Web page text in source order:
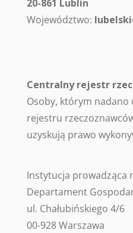
20-861 Lublin
Województwo:
Centralny rejestr
Osoby, którym
rejestru
uzyskują prawo
Instytucja prowadząca
Departament
ul. Chałubińskiego 4/6
00-928 Warszawa